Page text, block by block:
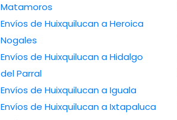
Matamoros
Envíos de Huixquilucan a Heroica
Nogales
Envíos de Huixquilucan a Hidalgo
del Parral
Envíos de Huixquilucan a Iguala
Envíos de Huixquilucan a Ixtapaluca